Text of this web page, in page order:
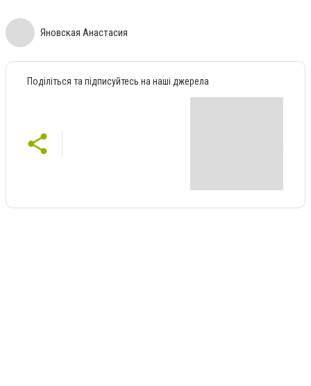
Яновская Анастасия
Поділіться та підписуйтесь на наші джерела